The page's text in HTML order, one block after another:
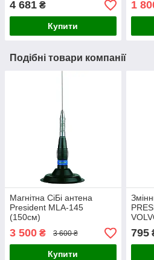
4 681 ₴
Купити
1
Подібні товари компанії
Магнітна СіБі антена
President MLA-145
(150см)
3 500 ₴ 3 600 ₴
Купити
795